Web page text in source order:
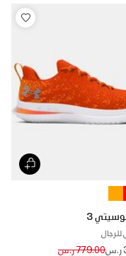
للرجال
Price reduced from
779.00 ر.س to